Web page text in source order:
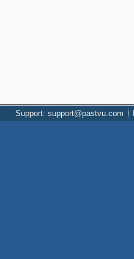
Support: support@pastvu.com